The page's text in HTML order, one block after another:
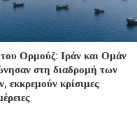
του Ορμούζ: Ιράν και Ομάν
στη διαδρομή των
εκκρεμούν κρίσιμες